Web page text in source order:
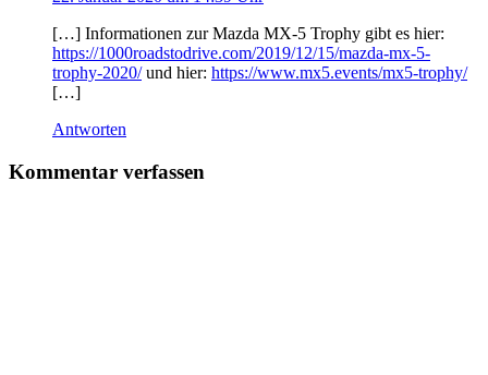
[…] Informationen zur Mazda MX-5 Trophy gibt es hier:
https://1000roadstodrive.com/2019/12/15/mazda-mx-5-
trophy-2020/und hier: https://www.mx5.events/mx5-trophy/
[…]
Antworten
Kommentar verfassen